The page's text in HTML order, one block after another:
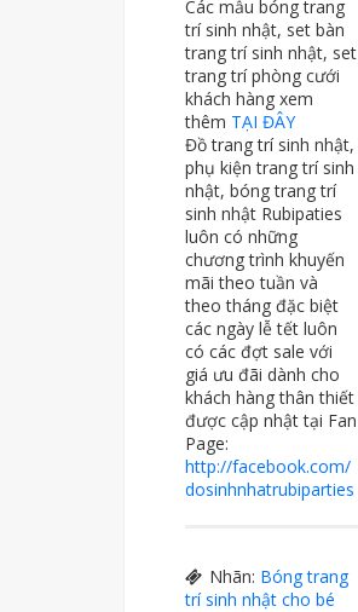
Các mẫu bóng trang
trí sinh nhật, set bàn
trang trí sinh nhật, set
trang trí phòng cưới
khách hàng xem
thêm TẠI ĐÂY
Đồ trang trí sinh nhật,
phụ kiện trang trí sinh
nhật, bóng trang trí
sinh nhật Rubipaties
luôn có những
chương trình khuyến
mãi theo tuần và
theo tháng đặc biệt
các ngày lễ tết luôn
có các đợt sale với
giá ưu đãi dành cho
khách hàng thân thiết
được cập nhật tại Fan
Page:
http://facebook.com/
dosinhnhatrubiparties
Nhãn: Bóng trang
trí sinh nhật cho bé